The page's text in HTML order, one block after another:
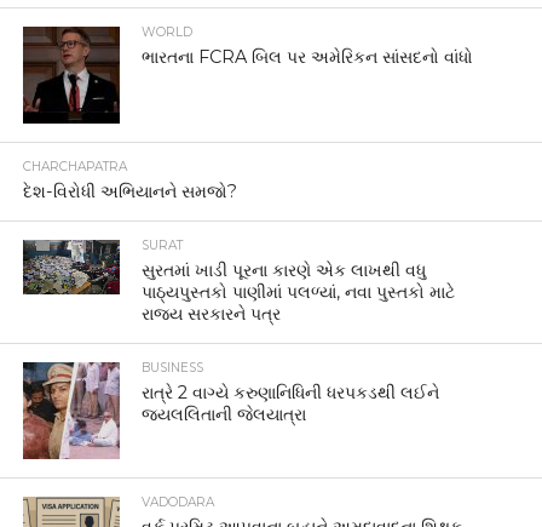
WORLD
ભારતના FCRA બિલ પર અમેરિકન સાંસદનો વાંધો
CHARCHAPATRA
દેશ-વિરોધી અભિયાનને સમજો?
SURAT
સુરતમાં ખાડી પૂરના કારણે એક લાખથી વધુ
પાઠ્યપુસ્તકો પાણીમાં પલળ્યાં, નવા પુસ્તકો માટે
રાજ્ય સરકારને પત્ર
BUSINESS
રાત્રે 2 વાગ્યે કરુણાનિધિની ધરપકડથી લઈને
જયલલિતાની જેલયાત્રા
VADODARA